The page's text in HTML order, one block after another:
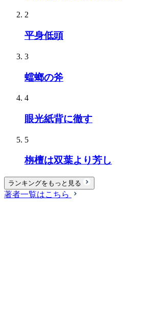
2
平身低頭
3
蟷螂の斧
4
眼光紙背に徹す
5
栴檀は双葉より芳し
ランキングをもっと見る
著者一覧はこちら